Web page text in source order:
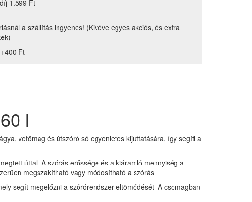
1.599 Ft
a szállítás ingyenes! (Kivéve egyes akciós, és extra
Ft
l
vetőmag és útszóró só egyenletes kijuttatására, így segíti a
úttal. A szórás erőssége és a kiáramló mennyiség a
megszakítható vagy módosítható a szórás.
segít megelőzni a szórórendszer eltömődését. A csomagban